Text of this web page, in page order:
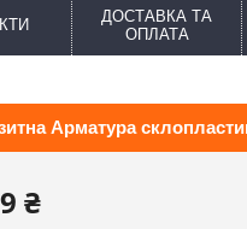
ДОСТАВКА ТА
ОПЛАТА
Арматура
₴